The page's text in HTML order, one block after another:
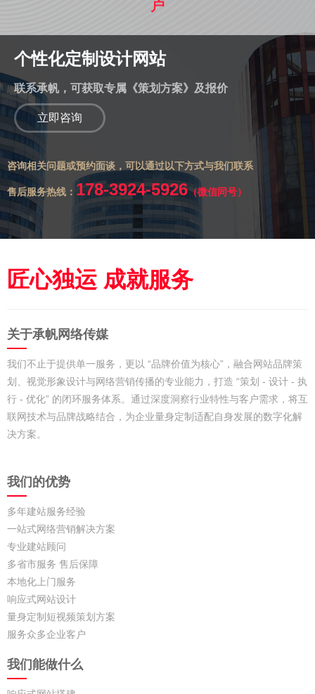
户
个性化定制设计网站
联系承帆，可获取专属《策划方案》及报价
立即咨询
咨询相关问题或预约面谈，可以通过以下方式与我们联系
售后服务热线： 178-3924-5926（微信同号）
匠心独运 成就服务
关于承帆网络传媒
我们不止于提供单一服务，更以 “品牌价值为核心”，融合网站品牌策
划、视觉形象设计与网络营销传播的专业能力，打造 “策划 - 设计 - 执
行 - 优化” 的闭环服务体系。通过深度洞察行业特性与客户需求，将互
联网技术与品牌战略结合，为企业量身定制适配自身发展的数字化解
决方案。​
我们的优势
多年建站服务经验
一站式网络营销解决方案
专业建站顾问
多省市服务 售后保障
本地化上门服务
响应式网站设计
量身定制短视频策划方案
服务众多企业客户
我们能做什么